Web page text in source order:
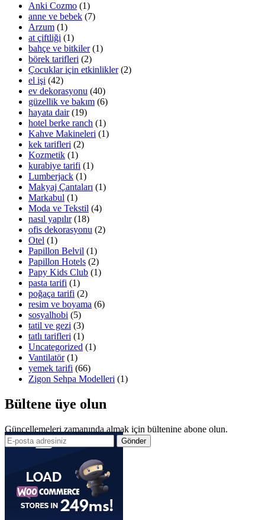
Anki Cozmo (1)
anne ve bebek (7)
Arzum (1)
at çiftliği (1)
bahçe ve bitkiler(1)
börek tarifleri (2)
Çocuklar için etkinlikler(2)
el işi (42)
ev dekorasyonu (40)
güzellik ve bakım (6)
hayata dair(19)
hotel berke ranch (1)
Kahve Makineleri (1)
kek tarifleri (2)
Kozmetik (1)
kurabiye tarifi (1)
Lumberjack (1)
Makyaj Çantaları (1)
Markabul (1)
Moda ve Tekstil (4)
nasıl yapılır(18)
ofis dekorasyonu (2)
Otel (1)
Papillon Belvil (1)
Papillon Hotels (2)
Papy Kids Club (1)
pasta tarifi (1)
poğaça tarifi (2)
resim ve boyama (6)
sosyalhobi (5)
tatil ve gezi (3)
tatlı tarifleri (1)
Uncategorized (1)
Vantilatör(1)
yemek tarifi (66)
Zigon Sehpa Modelleri (1)
Bültene üye olun
Güncellemeleri zamanında almak için bültenine abone olun.